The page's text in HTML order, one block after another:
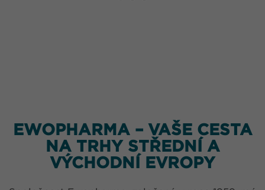
EWOPHARMA – VAŠE CESTA
NA TRHY STŘEDNÍ A
VÝCHODNÍ EVROPY